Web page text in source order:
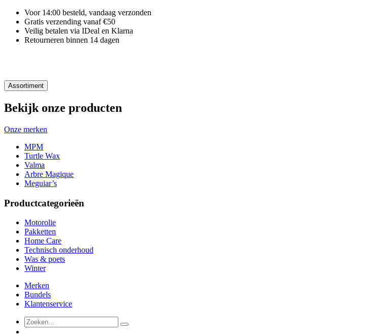
Voor 14:00 besteld, vandaag verzonden
Gratis verzending vanaf €50
Veilig betalen via IDeal en Klarna
Retourneren binnen 14 dagen
Assortiment
Bekijk onze producten
Onze merken
MPM
Turtle Wax
Valma
Arbre Magique
Meguiar’s
Productcategorieën
Motorolie
Pakketten
Home Care
Technisch onderhoud
Was & poets
Winter
Merken
Bundels
Klantenservice